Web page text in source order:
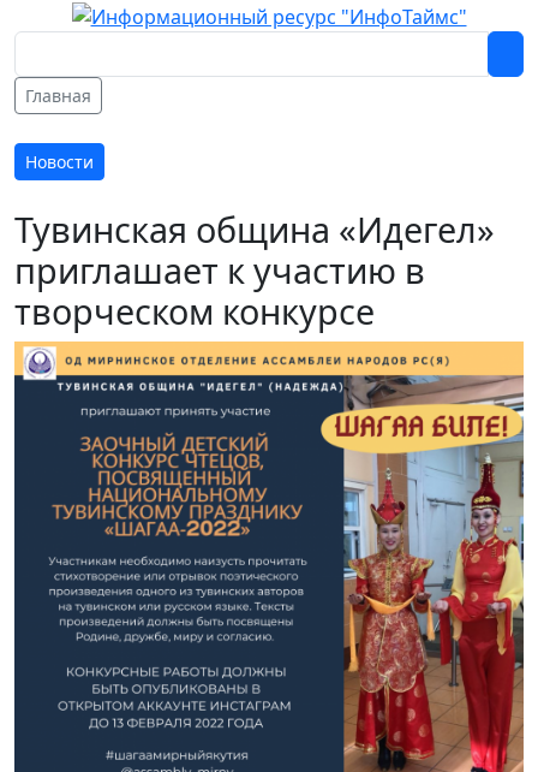
Главная
Новости
Тувинская община «Идегел»
приглашает к участию в
творческом конкурсе